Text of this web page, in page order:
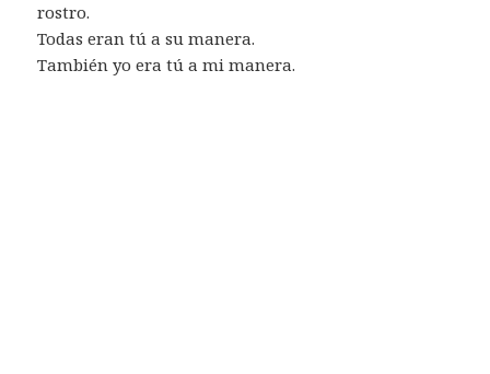
rostro.
Todas eran tú a su manera.
También yo era tú a mi manera.